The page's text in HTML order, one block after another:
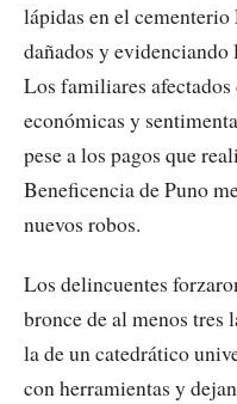
lápidas en el
dañados y
Los familiares
económicas y
pese a los pagos que
Beneficencia de Puno
nuevos robos.
Los delincuentes
bronce de al menos
la de un catedrático
con herramientas y